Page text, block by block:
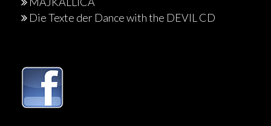
Die Texte der Dance with the DEVIL CD